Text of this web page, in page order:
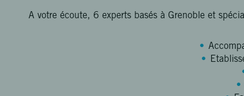
A votre écoute, 6 experts basés à Grenoble et